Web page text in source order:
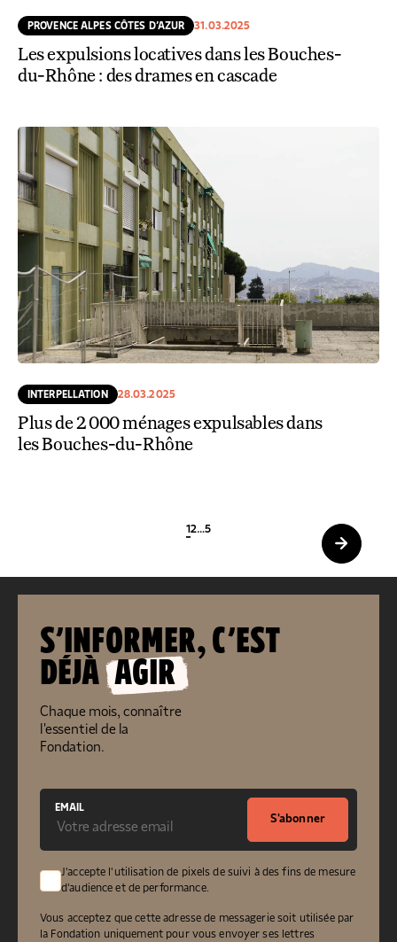
PROVENCE ALPES CÔTES D’AZUR 31.03.2025
Les expulsions locatives dans les Bouches-
du-Rhône : des drames en cascade
INTERPELLATION 28.03.2025
Plus de 2 000 ménages expulsables dans
les Bouches-du-Rhône
12…5
S’INFORMER, C’EST
DÉJÀ AGIR
Chaque mois, connaître
l'essentiel de la
Fondation.
EMAIL
S'abonner
J'accepte l'utilisation de pixels de suivi à des fins de mesure
d'audience et de performance.
Vous acceptez que cette adresse de messagerie soit utilisée par
la Fondation uniquement pour vous envoyer ses lettres